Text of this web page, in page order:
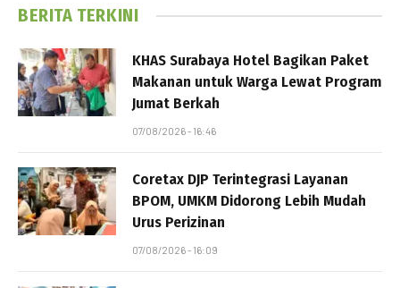
BERITA TERKINI
KHAS Surabaya Hotel Bagikan Paket
Makanan untuk Warga Lewat Program
Jumat Berkah
07/08/2026 - 16:46
Coretax DJP Terintegrasi Layanan
BPOM, UMKM Didorong Lebih Mudah
Urus Perizinan
07/08/2026 - 16:09